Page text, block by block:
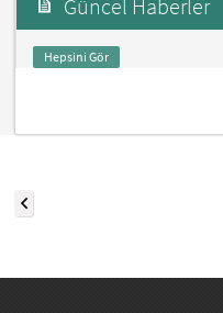
Güncel Haberler
Hepsini Gör